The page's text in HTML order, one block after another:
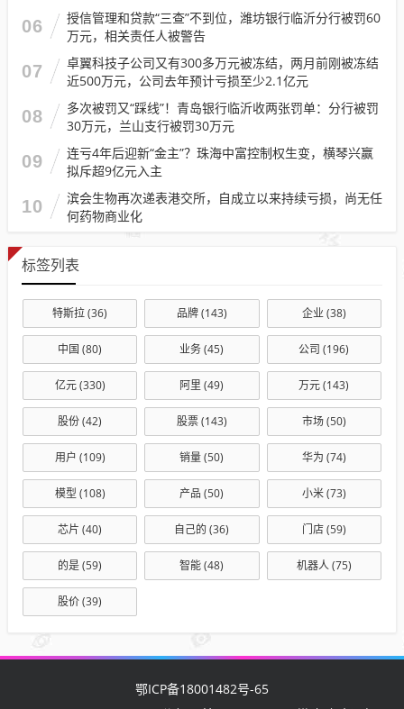
06
授信管理和贷款“三查”不到位，潍坊银行临沂分行被罚60
万元，相关责任人被警告
07
卓翼科技子公司又有300多万元被冻结，两月前刚被冻结
近500万元，公司去年预计亏损至少2.1亿元
08
多次被罚又“踩线”！青岛银行临沂收两张罚单：分行被罚
30万元，兰山支行被罚30万元
09
连亏4年后迎新“金主”？珠海中富控制权生变，横琴兴赢
拟斥超9亿元入主
10
滨会生物再次递表港交所，自成立以来持续亏损，尚无任
何药物商业化
标签列表
特斯拉(36) 品牌(143) 企业(38)
中国 (80) 业务(45) 公司 (196)
亿元(330) 阿里(49) 万元(143)
股份(42) 股票(143) 市场(50)
用户 (109) 销量(50) 华为 (74)
模型(108) 产品 (50) 小米(73)
芯片 (40) 自己的 (36) 门店(59)
的是(59) 智能(48) 机器人(75)
股价(39)
鄂ICP备18001482号-65